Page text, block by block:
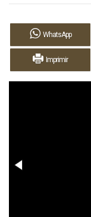
WhatsApp
Imprimir